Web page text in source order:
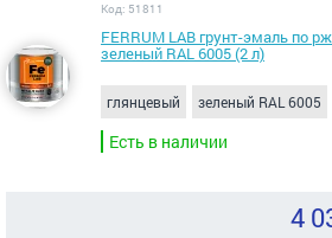
Код: 51811
FERRUM LAB грунт-эмаль по
зеленый RAL 6005 (2 л)
глянцевый зеленый RAL 6005
Есть в наличии
4